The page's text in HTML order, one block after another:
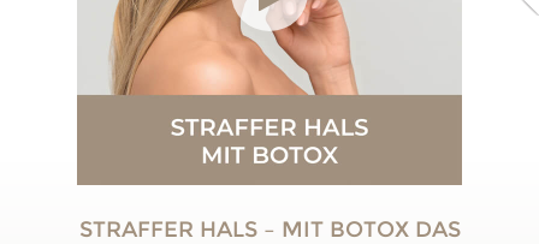
STRAFFER HALS – MIT BOTOX DAS